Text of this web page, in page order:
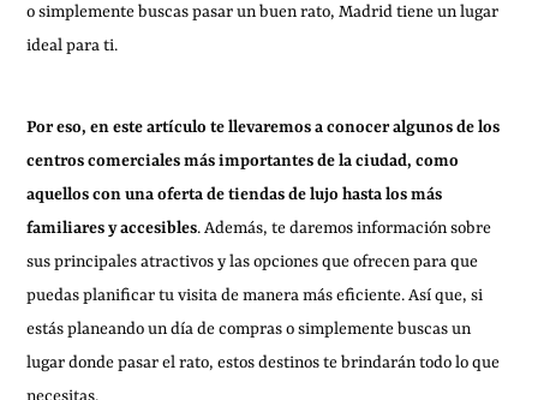
o simplemente buscas pasar un buen rato, Madrid tiene un lugar
ideal para ti.
Por eso, en este artículo te llevaremos a conocer algunos de los
centros comerciales más importantes de la ciudad, como
aquellos con una oferta de tiendas de lujo hasta los más
familiares y accesibles. Además, te daremos información sobre
sus principales atractivos y las opciones que ofrecen para que
puedas planificar tu visita de manera más eficiente. Así que, si
estás planeando un día de compras o simplemente buscas un
lugar donde pasar el rato, estos destinos te brindarán todo lo que